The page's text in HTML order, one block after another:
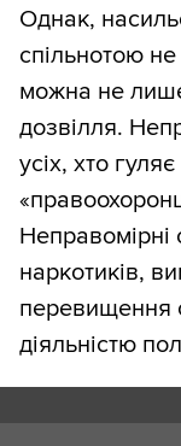
Однак,
спільнотою
можна не лише
дозвілля.
усіх, хто
наркотиків,
перевищення
діяльністю